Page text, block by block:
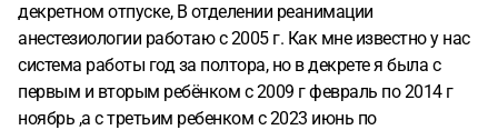
декретном отпуске, В отделении реанимации
анестезиологии работаю с 2005 г. Как мне известно у нас
система работы год за полтора, но в декрете я была с
первым и вторым ребёнком с 2009 г февраль по 2014 г
ноябрь ,а с третьим ребенком с 2023 июнь по